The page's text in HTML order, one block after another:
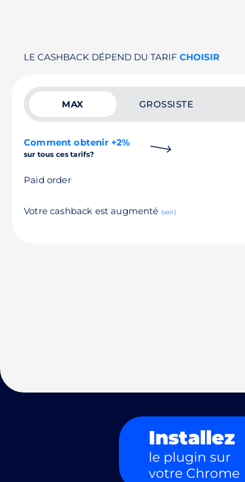
LE CASHBACK DÉPEND DU TARIF CHOISIR
MAX GROSSISTE
Comment obtenir +2%
sur tous ces tarifs?
Paid order
Votre cashback est augmenté (voir)
Installez
le plugin sur
votre Chrome